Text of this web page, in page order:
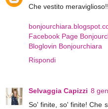
Che vestito meraviglioso!!
Facebook Page
Bloglovin Bonjourchiara
Rispondi
Selvaggia Capizzi 8
So' finite, so' finite! Che